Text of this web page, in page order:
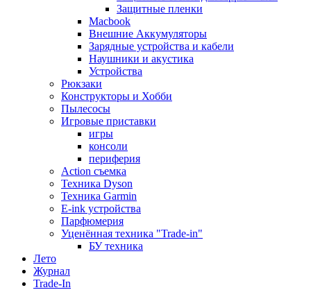
Защитные пленки
Macbook
Внешние Аккумуляторы
Зарядные устройства и кабели
Наушники и акустика
Устройства
Рюкзаки
Конструкторы и Хобби
Пылесосы
Игровые приставки
игры
консоли
периферия
Action съемка
Техника Dyson
Техника Garmin
E-ink устройства
Парфюмерия
Уценённая техника "Trade-in"
БУ техника
Лето
Журнал
Trade-In